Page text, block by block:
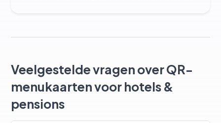
Veelgestelde vragen over QR-
menukaarten voor hotels &
pensions